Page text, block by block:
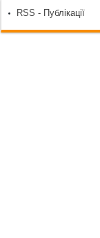
RSS - Публікації